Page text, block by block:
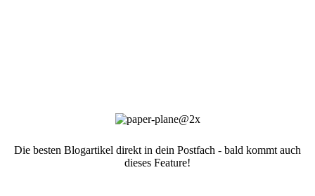
Die besten Blogartikel direkt in dein Postfach - bald kommt auch
dieses Feature!